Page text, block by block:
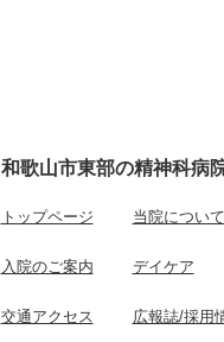
和歌山市東部の精神科
トップページ 当院について
入院のご案内 デイケア
交通アクセス 広報誌/採用